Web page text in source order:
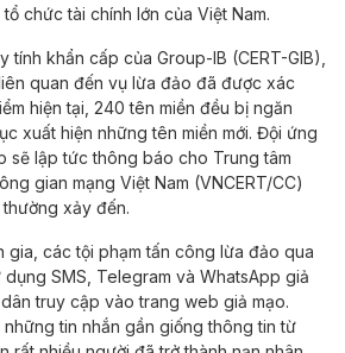
chức tài chính lớn của Việt Nam.
khẩn cấp của Group-IB (CERT-GIB),
quan đến vụ lừa đảo đã được xác
hiện tại, 240 tên miền đều bị ngăn
xuất hiện những tên miền mới. Đội ứng
sẽ lập tức thông báo cho Trung tâm
gian mạng Việt Nam (VNCERT/CC)
xảy đến.
gia, các tội phạm tấn công lừa đảo qua
SMS, Telegram và WhatsApp giả
truy cập vào trang web giả mạo.
tin nhắn gần giống thông tin từ